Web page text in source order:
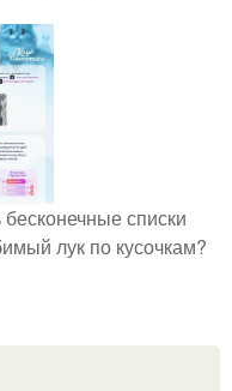
списки
лук по кусочкам?